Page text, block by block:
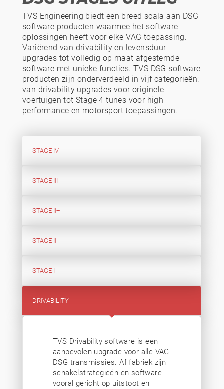
TVS Engineering biedt een breed scala aan DSG
software producten waarmee het software
oplossingen heeft voor elke VAG toepassing.
Variërend van drivability en levensduur
upgrades tot volledig op maat afgestemde
software met unieke functies. TVS DSG software
producten zijn onderverdeeld in vijf categorieën:
van drivability upgrades voor originele
voertuigen tot Stage 4 tunes voor high
performance en motorsport toepassingen.
DRIVABILITY
STAGE I
STAGE II
STAGE II+
STAGE III
STAGE IV
TVS Drivability software is een
aanbevolen upgrade voor alle VAG
DSG transmissies. Af fabriek zijn
schakelstrategieën en software
vooral gericht op uitstoot en